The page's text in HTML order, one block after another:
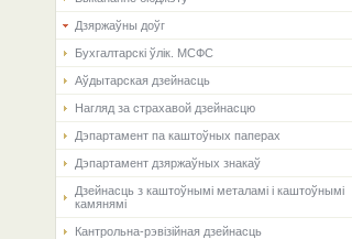
Дзяржаўны доўг
Бухгалтарскі ўлік. МСФС
Аўдытарская дзейнасць
Нагляд за страхавой дзейнасцю
Дэпартамент па каштоўных паперах
Дэпартамент дзяржаўных знакаў
Дзейнасць з каштоўнымі металамі і каштоўнымі
камянямі
Кантрольна-рэвізійная дзейнасць